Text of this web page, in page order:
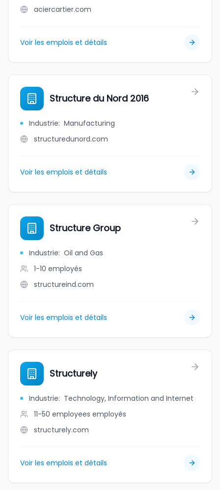
aciercartier.com
Voir les emplois et détails
Structure du Nord 2016
Industrie: Manufacturing
structuredunord.com
Voir les emplois et détails
Structure Group
Industrie: Oil and Gas
1-10 employés
structureind.com
Voir les emplois et détails
Structurely
Industrie: Technology, Information and Internet
11-50 employees employés
structurely.com
Voir les emplois et détails